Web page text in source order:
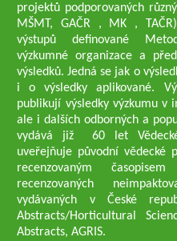
projektů podporovaných
MŠMT, GAČR , MK ,
výstupů definované
výzkumné organizace a
výsledků. Jedná se jak o
i o výsledky aplikované.
publikují výsledky výzkumu v
ale i dalších odborných a
vydává již 60 let Vědecké
uveřejňuje původní vědecké
recenzovaným
recenzovaných
vydávaných v České
Abstracts/Horticultural
Abstracts, AGRIS.